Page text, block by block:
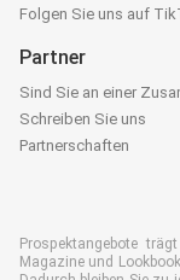
Folgen Sie uns auf
Partner
Sind Sie an einer
Schreiben Sie uns
Partnerschaften
Prospektangebote
Magazine und